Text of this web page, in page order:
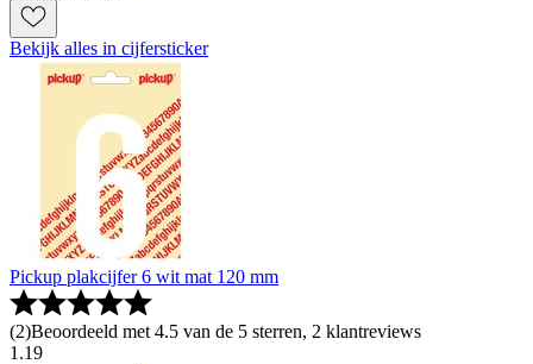
Bekijk alles in cijfersticker
Pickup plakcijfer 6 wit mat 120 mm
(2)Beoordeeld met 4.5 van de 5 sterren, 2 klantreviews
1 .19